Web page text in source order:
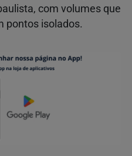
com volumes que
pontos isolados.